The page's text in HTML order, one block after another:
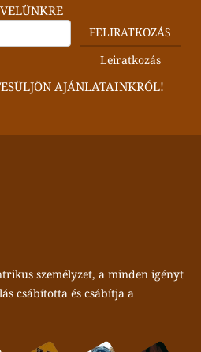
AJÁNLATAINKRÓL!
személyzet, a minden igényt
csábította és csábítja a